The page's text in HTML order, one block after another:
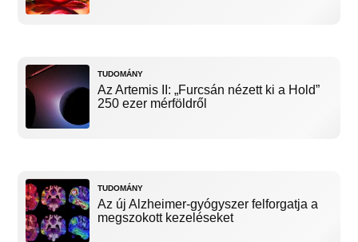
TUDOMÁNY
Az Artemis II: „Furcsán nézett ki a Hold”
250 ezer mérföldről
TUDOMÁNY
Az új Alzheimer-gyógyszer felforgatja a
megszokott kezeléseket